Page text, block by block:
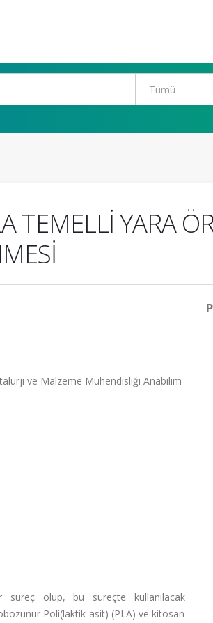
TEMELLİ YARA
ve Malzeme Mühendisliği Anabilim
süreç olup, bu süreçte kullanılacak
Poli(laktik asit) (PLA) ve kitosan